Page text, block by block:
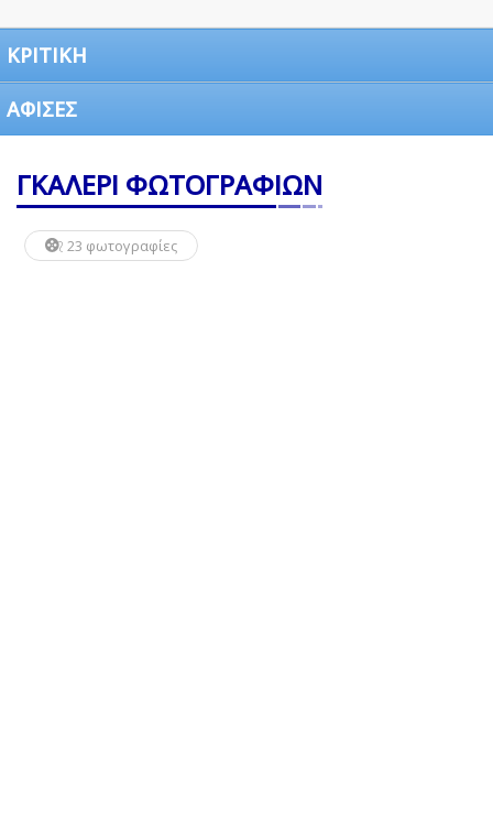
ΚΡΙΤΙΚΗ
ΑΦΙΣΕΣ
ΓΚΑΛΕΡΙ ΦΩΤΟΓΡΑΦΙΩΝ
23 φωτογραφίες